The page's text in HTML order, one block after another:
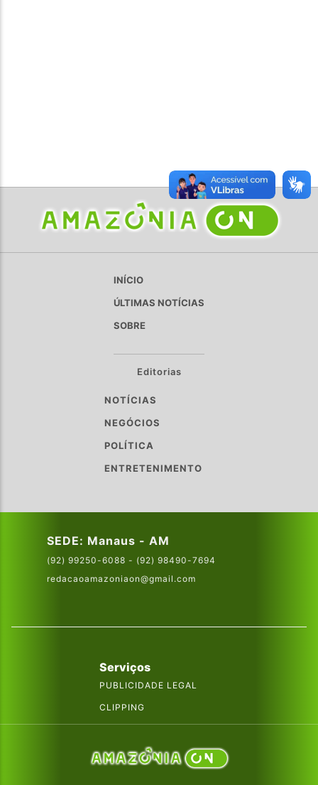
INÍCIO
ÚLTIMAS NOTÍCIAS
SOBRE
Editorias
NOTÍCIAS
NEGÓCIOS
POLÍTICA
ENTRETENIMENTO
SEDE: Manaus - AM
(92) 99250-6088 - (92) 98490-7694
redacaoamazoniaon@gmail.com
Serviços
PUBLICIDADE LEGAL
CLIPPING